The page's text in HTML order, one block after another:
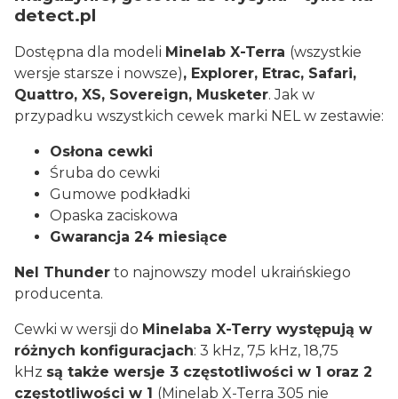
detect.pl
Dostępna dla modeli Minelab X-Terra (wszystkie
wersje starsze i nowsze), Explorer, Etrac, Safari,
Quattro, XS, Sovereign, Musketer. Jak w
przypadku wszystkich cewek marki NEL w zestawie:
Osłona cewki
Śruba do cewki
Gumowe podkładki
Opaska zaciskowa
Gwarancja 24 miesiące
Nel Thunder to najnowszy model ukraińskiego
producenta.
Cewki w wersji do Minelaba X-Terry występują w
różnych konfiguracjach: 3 kHz, 7,5 kHz, 18,75
kHz są także wersje 3 częstotliwości w 1 oraz 2
częstotliwości w 1 (Minelab X-Terra 305 nie